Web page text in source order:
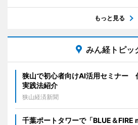
もっと見る
みん経トピッ
狭山で初心者向けAI活用セミナー
実践法紹介
狭山経済新聞
千葉ポートタワーで「BLUE＆